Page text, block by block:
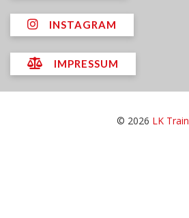
INSTAGRAM
IMPRESSUM
© 2026 LK Train